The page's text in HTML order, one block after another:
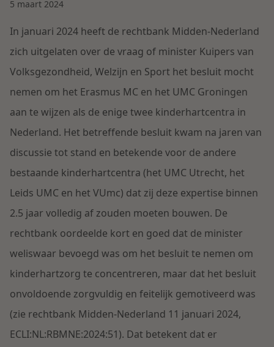
IE & Innovatie
Energie
Zorg & Sociaal domein
Vastgoed
Overheid & Omgeving
Aanbesteding & Mededinging
Aansprakelijkheid & Verzekering
Dichtbij een toekomstbestendige zorg
Lees meer
Dichtbij de kansen en uitdagingen in de
woningbouw
Lees meer
Dichtbij de wendbare onderneming
Over Dirkzwager
Nieuws
Werken bij
Nederlands
5 maart 2024
In januari 2024 heeft de rechtbank Midden-Nederland
zich uitgelaten over de vraag of minister Kuipers van
Volksgezondheid, Welzijn en Sport het besluit mocht
nemen om het Erasmus MC en het UMC Groningen
aan te wijzen als de enige twee kinderhartcentra in
Nederland. Het betreffende besluit kwam na jaren van
discussie tot stand en betekende voor de andere
bestaande kinderhartcentra (het UMC Utrecht, het
Leids UMC en het VUmc) dat zij deze expertise binnen
2.5 jaar volledig af zouden moeten bouwen. De
rechtbank oordeelde kort en goed dat de minister
weliswaar bevoegd was om het besluit te nemen om
kinderhartzorg te concentreren, maar dat het besluit
onvoldoende zorgvuldig en feitelijk gemotiveerd was
(zie rechtbank Midden-Nederland 11 januari 2024,
ECLI:NL:RBMNE:2024:51). Dat betekent dat er